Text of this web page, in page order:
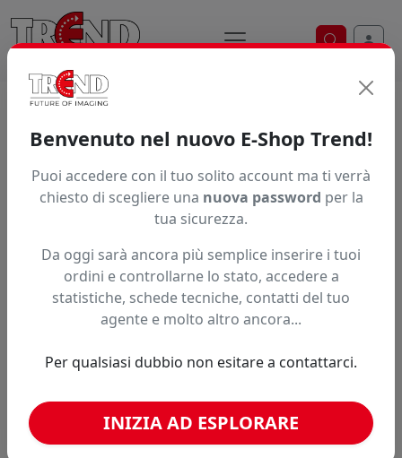
Ricerca
Articolo non trovato.
Hai trovato questo prodotto ad un prezzo più basso?
Fai una segnalazione
Confronta con articoli simili
Caricamento confronto...
Benvenuto nel nuovo E-Shop Trend!
Puoi accedere con il tuo solito account ma ti verrà
chiesto di scegliere una nuova password per la
tua sicurezza.
Da oggi sarà ancora più semplice inserire i tuoi
ordini e controllarne lo stato, accedere a
statistiche, schede tecniche, contatti del tuo
agente e molto altro ancora...
Per qualsiasi dubbio non esitare a contattarci.
INIZIA AD ESPLORARE